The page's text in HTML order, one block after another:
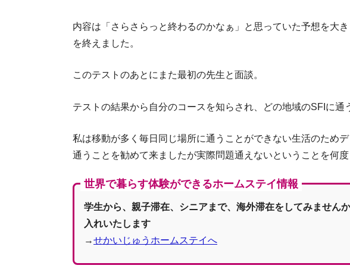
スウェーデン独自の３つ
内容は「さらさらっと終わるのかなぁ」と思っていた予想を大
を終えました。
このテストのあとにまた最初の先生と面談。
テストの結果から自分のコースを知らされ、どの地域のSFIに通
私は移動が多く毎日同じ場所に通うことができない生活のため
通うことを勧めて来ましたが実際問題通えないということを何
世界で暮らす体験ができるホームステイ情報
学生から、親子滞在、シニアまで、海外滞在をしてみません
入れいたします
→せかいじゅうホームステイへ